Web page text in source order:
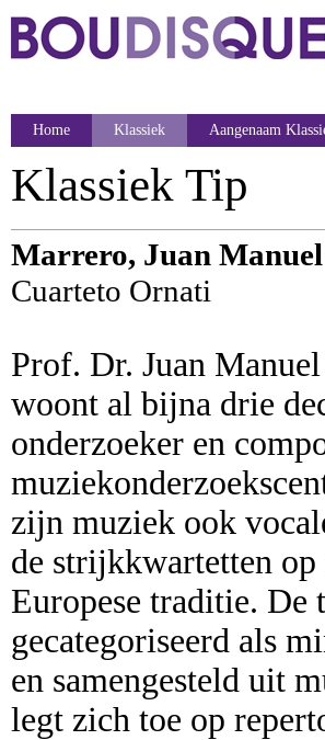
Home Klassiek Aangenaam
Klassiek Tip
Marrero, Juan
Cuarteto Ornati
Prof. Dr. Juan
woont al bijna drie
onderzoeker en
zijn muziek ook
de strijkkwartetten op
Europese traditie. De
gecategoriseerd als
en samengesteld uit
legt zich toe op